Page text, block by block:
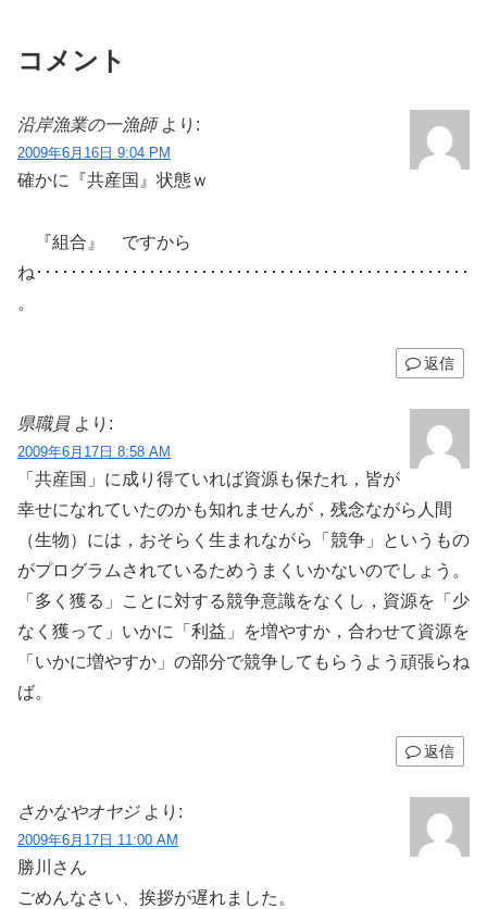
コメント
沿岸漁業の一漁師 より:
2009年6月16日 9:04 PM
確かに『共産国』状態ｗ
『組合』 ですから
ね･･････････････････････････････････････････････････
。
返信
県職員 より:
2009年6月17日 8:58 AM
「共産国」に成り得ていれば資源も保たれ，皆が
幸せになれていたのかも知れませんが，残念ながら人間
（生物）には，おそらく生まれながら「競争」というもの
がプログラムされているためうまくいかないのでしょう。
「多く獲る」ことに対する競争意識をなくし，資源を「少
なく獲って」いかに「利益」を増やすか，合わせて資源を
「いかに増やすか」の部分で競争してもらうよう頑張らね
ば。
返信
さかなやオヤジ より:
2009年6月17日 11:00 AM
勝川さん
ごめんなさい、挨拶が遅れました。